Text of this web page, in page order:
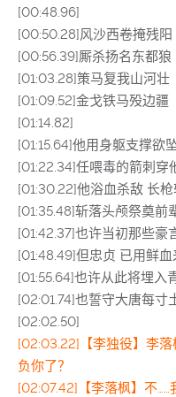
[00:48.96]
[00:50.28]风沙西卷掩残阳
[00:56.39]厮杀扬名东都狼
[01:03.28]策马复我山河壮
[01:09.52]金戈铁马殁边疆
[01:14.82]
[01:15.64]他用身躯支撑欲
[01:22.34]任喂毒的箭刺穿
[01:30.22]他浴血杀敌 长
[01:35.48]斩落头颅祭奠前
[01:42.37]也许当初那些豪
[01:48.49]但忠贞 已用鲜血
[01:55.64]也许从此将埋入
[02:01.74]也誓守大唐每寸
[02:02.50]
[02:03.22]【李独役】李
负你了？
[02:07.42]【李落枫】不……